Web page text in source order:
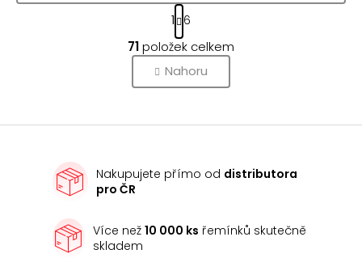
O
v
l
á
a
p
k
S
t
r
á
n
k
í
1 6
71položek celkem
Nahoru
Nakupujete přímo od distributora
pro ČR
Více než10 000 ks řemínků skutečně
skladem